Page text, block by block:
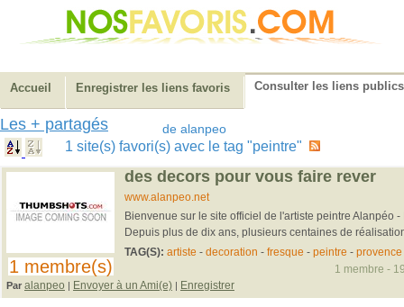
Accueil Enregistrer les liens favoris Consulter les liens publics
Les + partagés de alanpeo
1 site(s) favori(s) avec le tag "peintre"
1 membre(s)
des decors pour vous faire rever
www.alanpeo.net
Bienvenue sur le site officiel de l'artiste peintre Alanpéo
Depuis plus de dix ans, plusieurs centaines de
TAG(S): artiste - decoration - fresque - peintre - provence
Par alanpeo | Envoyer à un Ami(e) | Enregistrer
1 membre -